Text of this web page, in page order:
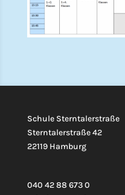
Schule Sterntalerstraße
Sterntalerstraße 42
22119 Hamburg
040 42 88 673 0